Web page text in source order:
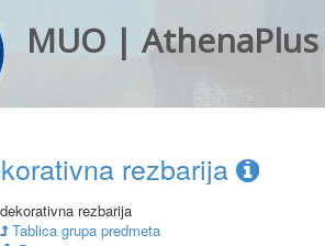
MUO | AthenaPlus
rezbarija
dekorativna rezbarija
Tablica grupa predmeta